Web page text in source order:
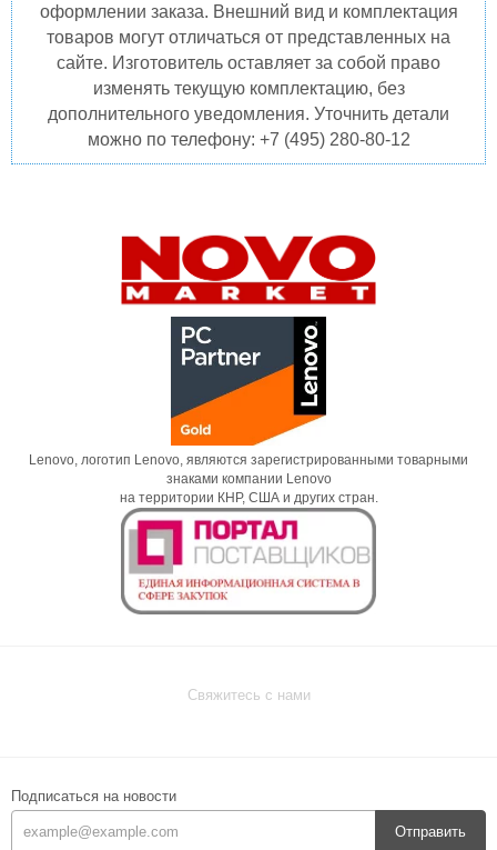
оформлении заказа. Внешний вид и комплектация
товаров могут отличаться от представленных на
сайте. Изготовитель оставляет за собой право
изменять текущую комплектацию, без
дополнительного уведомления. Уточнить детали
можно по телефону: +7 (495) 280-80-12
Lenovo, логотип Lenovo, являются зарегистрированными товарными
знаками компании Lenovo
на территории КНР, США и других стран.
Свяжитесь с нами
Подписаться на новости
Отправить